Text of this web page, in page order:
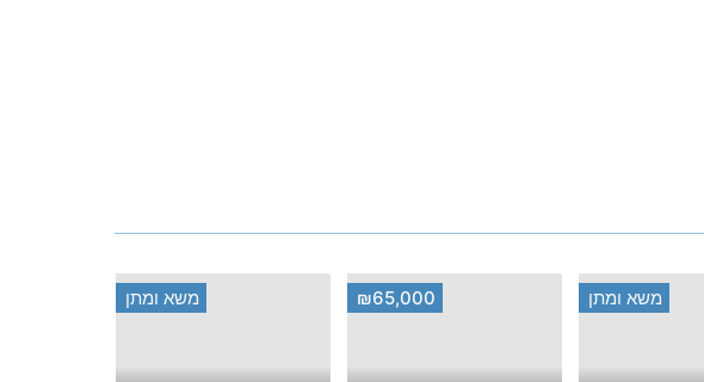
משא ומתן ₪65,000 משא ומתן